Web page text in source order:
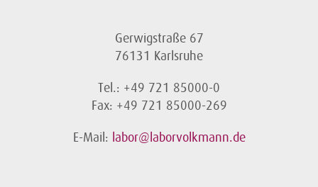
Gerwigstraße 67
76131 Karlsruhe
Tel.: +49 721 85000-0
Fax: +49 721 85000-269
E-Mail: labor@laborvolkmann.de